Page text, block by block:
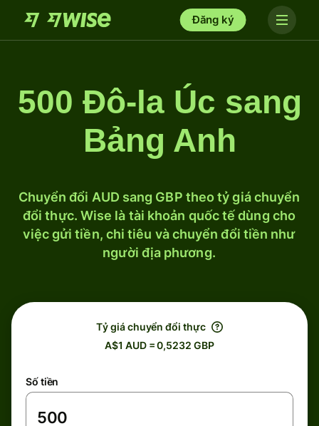
Đăng ký
500 Đô-la Úc sang
Bảng Anh
Chuyển đổi AUD sang GBP theo tỷ giá chuyển
đổi thực. Wise là tài khoản quốc tế dùng cho
việc gửi tiền, chi tiêu và chuyển đổi tiền như
người địa phương.
Tỷ giá chuyển đổi thực
A$1 AUD = 0,5232 GBP
Số tiền